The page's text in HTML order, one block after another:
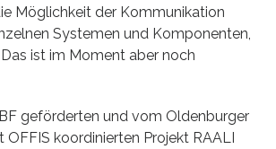
Möglichkeit der Kommunikation
Systemen und Komponenten,
ist im Moment aber noch
geförderten und vom Oldenburger
koordinierten Projekt RAALI